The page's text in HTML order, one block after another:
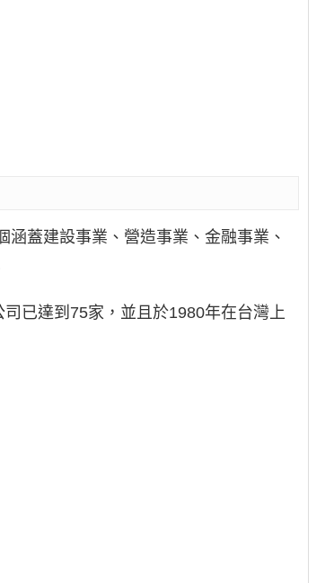
蓋建設事業、營造事業、金融事業、
已達到75家，並且於1980年在台灣上